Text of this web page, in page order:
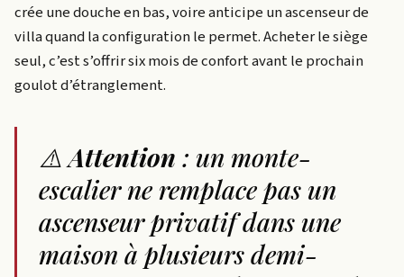
crée une douche en bas, voire anticipe un ascenseur de
villa quand la configuration le permet. Acheter le siège
seul, c’est s’offrir six mois de confort avant le prochain
goulot d’étranglement.
⚠️Attention : un monte-
escalier ne remplace pas un
ascenseur privatif dans une
maison à plusieurs demi-